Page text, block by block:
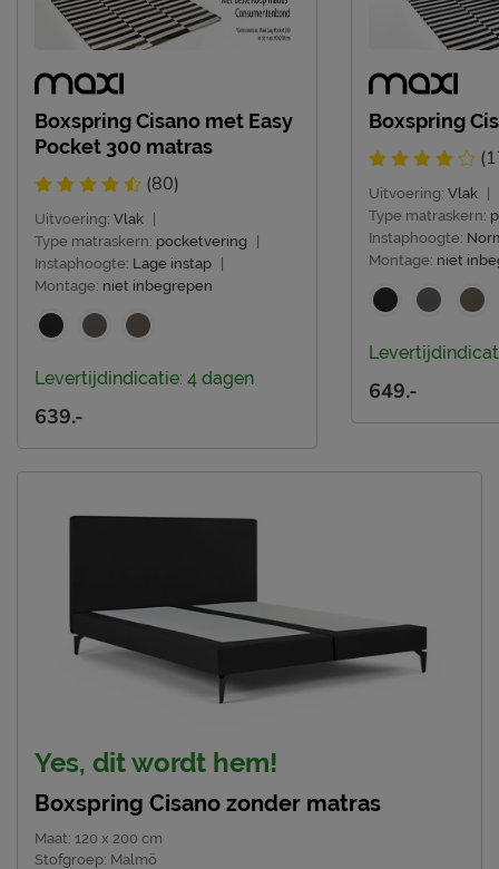
Boxspring Cisano met Easy
Pocket 300 matras
(80)
Uitvoering: Vlak |
Type matraskern: pocketvering
|
Instaphoogte: Lage instap |
Montage: niet inbegrepen
Levertijdindicatie: 4 dagen
639.-
Boxspring
Uitvoering: Vlak |
Type matraskern:
Instaphoogte:
Montage: niet
649.-
Yes, dit wordt hem!
Boxspring Cisano zonder matras
Maat: 120 x 200 cm
Stofgroep: Malmö